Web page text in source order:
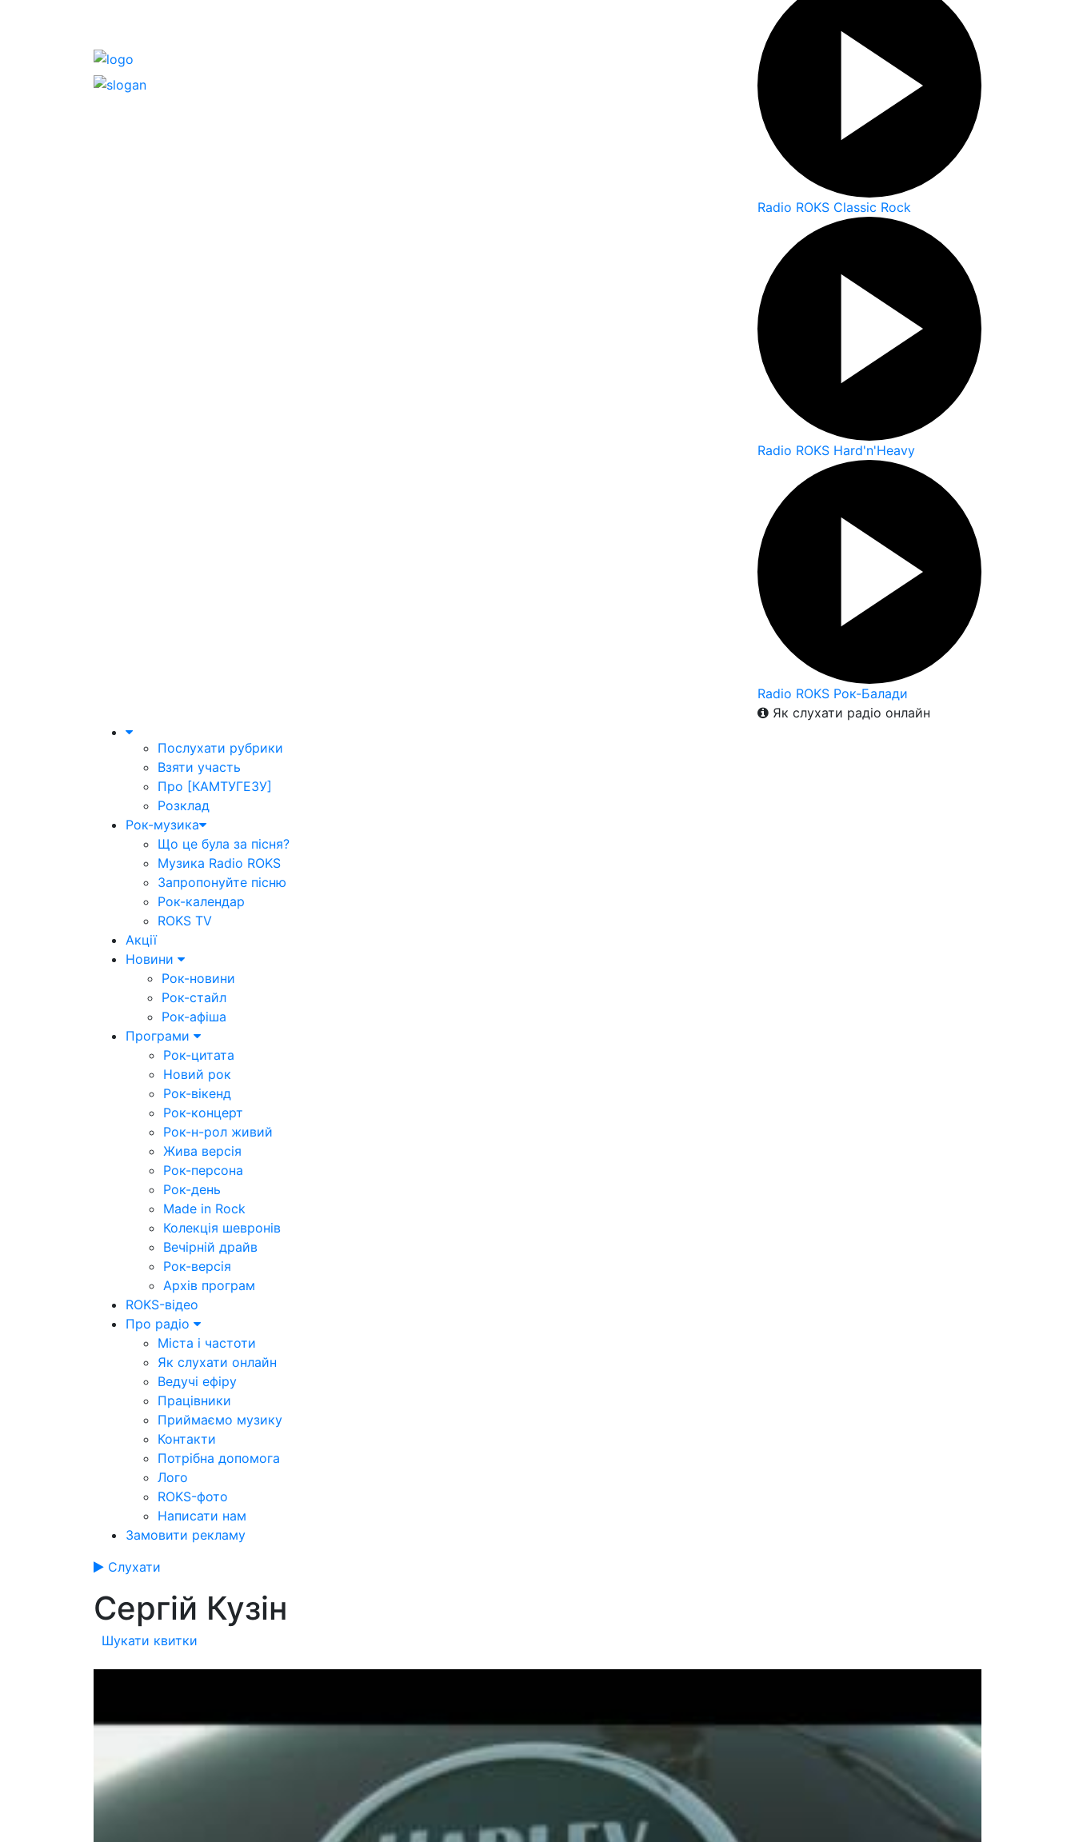
Radio ROKS Classic Rock
Radio ROKS Hard'n'Heavy
Radio ROKS Рок-Балади
Як слухати радіо онлайн
Послухати рубрики
Взяти участь
Про [КАМТУГЕЗУ]
Розклад
Рок-музика
Що це була за пісня?
Музика Radio ROKS
Запропонуйте пісню
Рок-календар
ROKS TV
Акції
Новини
Рок-новини
Рок-стайл
Рок-афіша
Програми
Рок-цитата
Новий рок
Рок-вікенд
Рок-концерт
Рок-н-рол живий
Жива версія
Рок-персона
Рок-день
Made in Rock
Колекція шевронів
Вечірній драйв
Рок-версія
Архів програм
ROKS-відео
Про радіо
Міста і частоти
Як слухати онлайн
Ведучі ефіру
Працівники
Приймаємо музику
Контакти
Потрібна допомога
Лого
ROKS-фото
Написати нам
Замовити рекламу
Слухати
Сергій Кузін
Шукати квитки